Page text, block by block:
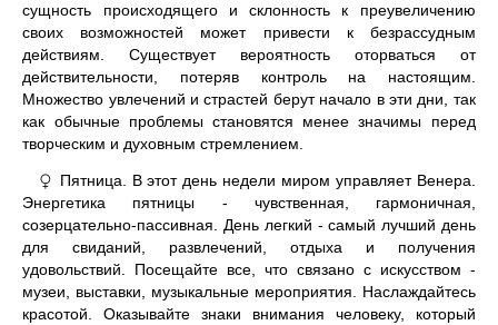
сущность происходящего и склонность к преувеличению
своих возможностей может привести к безрассудным
действиям. Существует вероятность оторваться от
действительности, потеряв контроль на настоящим.
Множество увлечений и страстей берут начало в эти дни, так
как обычные проблемы становятся менее значимы перед
творческим и духовным стремлением.
♀
Пятница. В этот день недели миром управляет Венера.
Энергетика пятницы - чувственная, гармоничная,
созерцательно-пассивная. День легкий - самый лучший день
для свиданий, развлечений, отдыха и получения
удовольствий. Посещайте все, что связано с искусством -
музеи, выставки, музыкальные мероприятия. Наслаждайтесь
красотой. Оказывайте знаки внимания человеку, который